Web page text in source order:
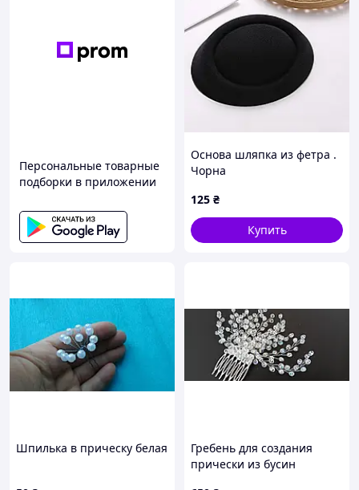
Персональные товарные
подборки в приложении
Основа шляпка из фетра .
Чорна
125 ₴
Купить
Шпилька в прическу белая
Гребень для создания
прически из бусин